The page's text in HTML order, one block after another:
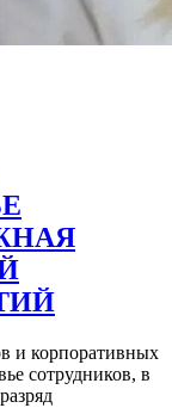
и корпоративных
сотрудников, в